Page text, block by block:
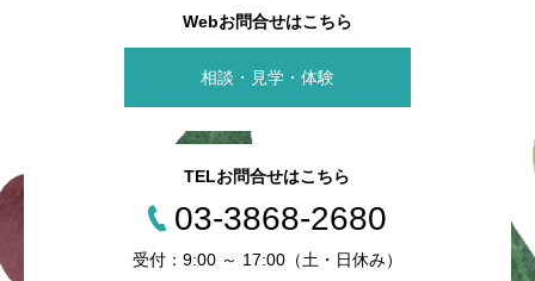
Webお問合せはこちら
相談・見学・体験
TELお問合せはこちら
03-3868-2680
受付：9:00 ～ 17:00（土・日休み）